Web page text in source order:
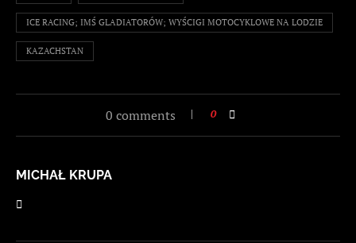
ICE RACING; IMŚ GLADIATORÓW; WYŚCIGI MOTOCYKLOWE NA LODZIE
KAZACHSTAN
0 comments 0
MICHAŁ KRUPA